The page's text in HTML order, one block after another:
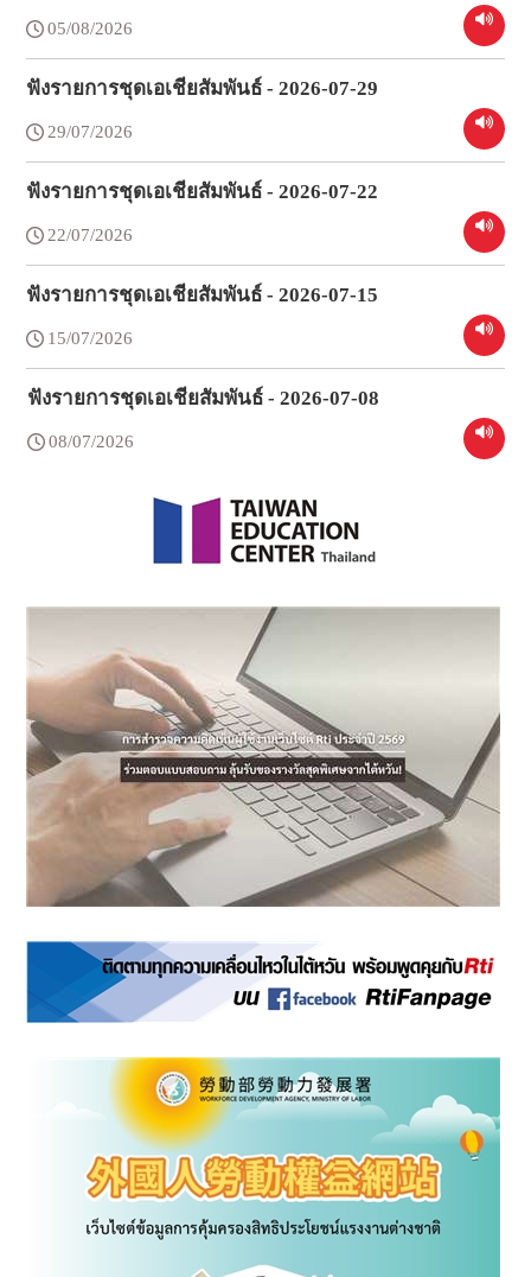
05/08/2026
ฟังรายการชุดเอเชียสัมพันธ์ - 2026-07-29
29/07/2026
ฟังรายการชุดเอเชียสัมพันธ์ - 2026-07-22
22/07/2026
ฟังรายการชุดเอเชียสัมพันธ์ - 2026-07-15
15/07/2026
ฟังรายการชุดเอเชียสัมพันธ์ - 2026-07-08
08/07/2026